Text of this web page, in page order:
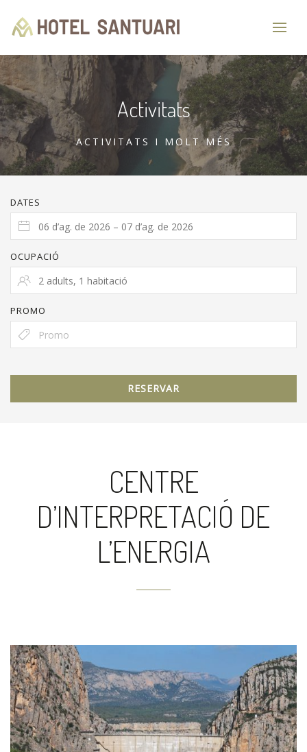
Activitats
ACTIVITATS I MOLT MÉS
DATES
OCUPACIÓ
PROMO
RESERVAR
CENTRE
D’INTERPRETACIÓ DE
L’ENERGIA